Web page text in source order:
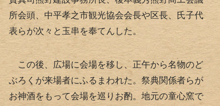
所会頭、中平孝之市観光協会会長や区長、氏子代
表らが次々と玉串を奉てんした。
この後、広場に会場を移し、正午から名物のど
ぶろくが来場者にふるまわれた。祭典関係者らが
お神酒をもって会場を巡りお酌。地元の童心窯で